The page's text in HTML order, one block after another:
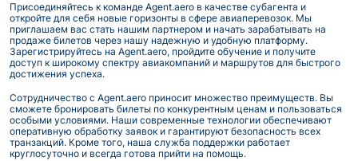
Присоединяйтесь к команде Agent.aero в качестве субагента и
откройте для себя новые горизонты в сфере авиаперевозок. Мы
приглашаем вас стать нашим партнером и начать зарабатывать на
продаже билетов через нашу надежную и удобную платформу.
Зарегистрируйтесь на Agent.aero, пройдите обучение и получите
доступ к широкому спектру авиакомпаний и маршрутов для быстрого
достижения успеха.
Сотрудничество с Agent.aero приносит множество преимуществ. Вы
сможете бронировать билеты по конкурентным ценам и пользоваться
особыми условиями. Наши современные технологии обеспечивают
оперативную обработку заявок и гарантируют безопасность всех
транзакций. Кроме того, наша служба поддержки работает
круглосуточно и всегда готова прийти на помощь.